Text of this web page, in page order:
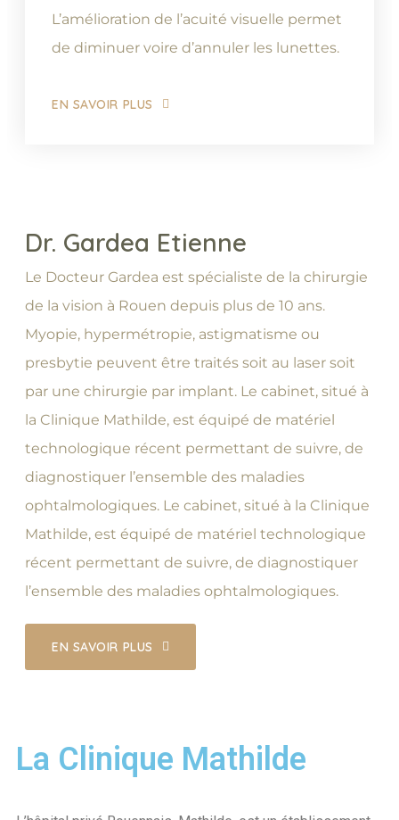
L’amélioration de l’acuité visuelle permet
de diminuer voire d’annuler les lunettes.
EN SAVOIR PLUS
Dr. Gardea Etienne
Le Docteur Gardea est spécialiste de la chirurgie
de la vision à Rouen depuis plus de 10 ans.
Myopie, hypermétropie, astigmatisme ou
presbytie peuvent être traités soit au laser soit
par une chirurgie par implant. Le cabinet, situé à
la Clinique Mathilde, est équipé de matériel
technologique récent permettant de suivre, de
diagnostiquer l’ensemble des maladies
ophtalmologiques. Le cabinet, situé à la Clinique
Mathilde, est équipé de matériel technologique
récent permettant de suivre, de diagnostiquer
l’ensemble des maladies ophtalmologiques.
EN SAVOIR PLUS
La Clinique Mathilde